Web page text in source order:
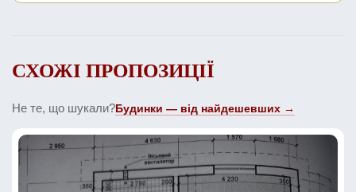
СХОЖІ ПРОПОЗИЦІЇ
Не те, що шукали?Будинки — від найдешевших →